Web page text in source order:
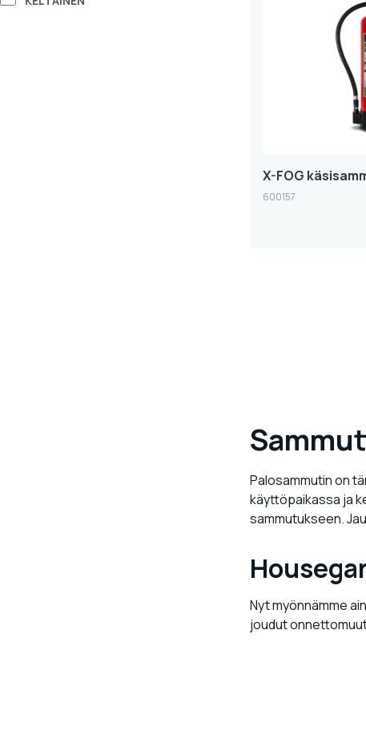
X-FOG
600157
Palosammutin on
käyttöpaikassa ja
sammutukseen.
Nyt myönnämme
joudut